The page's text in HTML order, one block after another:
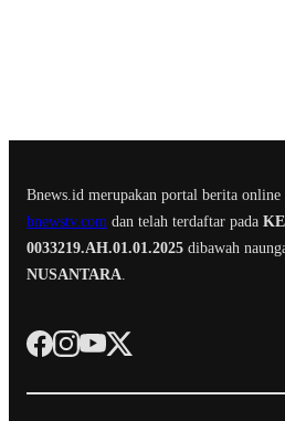
Bnews.id merupakan portal berita
bnewstv.com dan telah terdaftar pada
0033219.AH.01.01.2025 dibawah
NUSANTARA.